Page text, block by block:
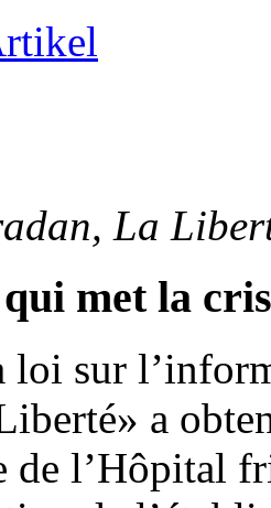
La
met la
sur
a
de l’Hôpital